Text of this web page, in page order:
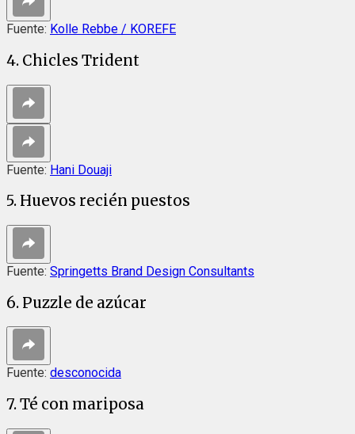
Fuente: Kolle Rebbe / KOREFE
4. Chicles Trident
Fuente: Hani Douaji
5. Huevos recién puestos
Fuente: Springetts Brand Design Consultants
6. Puzzle de azúcar
Fuente: desconocida
7. Té con mariposa